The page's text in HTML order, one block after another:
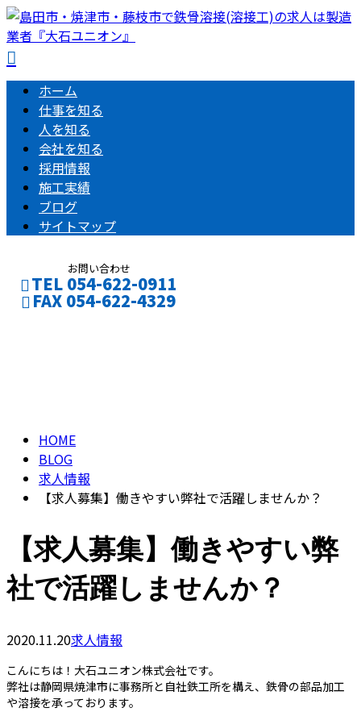
ホーム
仕事を知る
人を知る
会社を知る
採用情報
施工実績
ブログ
サイトマップ
お問い合わせ
TEL 054-622-0911
FAX 054-622-4329
HOME
BLOG
求人情報
【求人募集】働きやすい弊社で活躍しませんか？
【求人募集】働きやすい弊
社で活躍しませんか？
2020.11.20求人情報
こんにちは！大石ユニオン株式会社です。
弊社は静岡県焼津市に事務所と自社鉄工所を構え、鉄骨の部品加工
や溶接を承っております。